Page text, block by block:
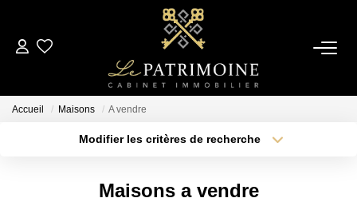
ACCUEIL
Accueil Maisons A vendre
Modifier les critères de recherche
Maisons a vendre